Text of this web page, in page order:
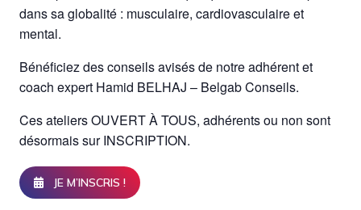
dans sa globalité : musculaire, cardiovasculaire et
mental.
Bénéficiez des conseils avisés de notre adhérent et
coach expert Hamid BELHAJ – Belgab Conseils.
Ces ateliers OUVERT À TOUS, adhérents ou non sont
désormais sur INSCRIPTION.
JE M’INSCRIS !